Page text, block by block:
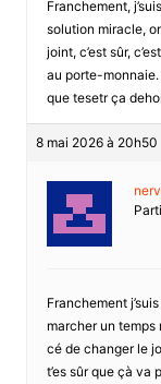
Franchement,
solution miracle,
joint, c’est sûr,
au porte-monnaie.
que tesetr ça
8 mai 2026 à 20h50
Franchement
marcher un temps
cé de changer le
t’es sûr que çà va